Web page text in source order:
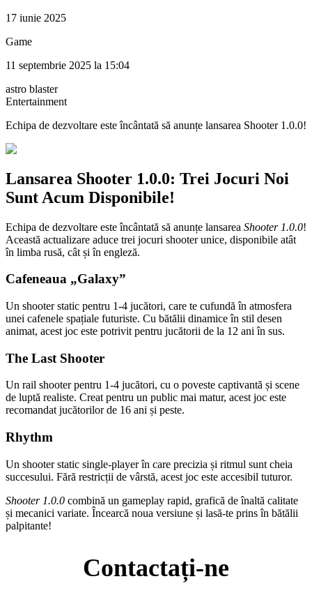
17 iunie 2025
Game
11 septembrie 2025 la 15:04
astro blaster
Entertainment
Echipa de dezvoltare este încântată să anunțe lansarea Shooter 1.0.0!
Lansarea Shooter 1.0.0: Trei Jocuri Noi
Sunt Acum Disponibile!
Echipa de dezvoltare este încântată să anunțe lansarea Shooter 1.0.0!
Această actualizare aduce trei jocuri shooter unice, disponibile atât
în limba rusă, cât și în engleză.
Cafeneaua „Galaxy”
Un shooter static pentru 1-4 jucători, care te cufundă în atmosfera
unei cafenele spațiale futuriste. Cu bătălii dinamice în stil desen
animat, acest joc este potrivit pentru jucătorii de la 12 ani în sus.
The Last Shooter
Un rail shooter pentru 1-4 jucători, cu o poveste captivantă și scene
de luptă realiste. Creat pentru un public mai matur, acest joc este
recomandat jucătorilor de 16 ani și peste.
Rhythm
Un shooter static single-player în care precizia și ritmul sunt cheia
succesului. Fără restricții de vârstă, acest joc este accesibil tuturor.
Shooter 1.0.0 combină un gameplay rapid, grafică de înaltă calitate
și mecanici variate. Încearcă noua versiune și lasă-te prins în bătălii
palpitante!
Contactați-ne